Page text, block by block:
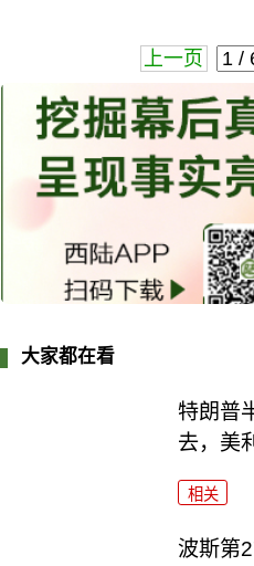
上一页
大家都在看
特朗普
去，美
相关
波斯第